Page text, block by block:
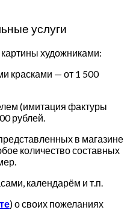
услуги
художниками:
красками — от 1 500
(имитация фактуры
рублей.
в магазине
количество составных
календарём и т.п.
) о своих пожеланиях